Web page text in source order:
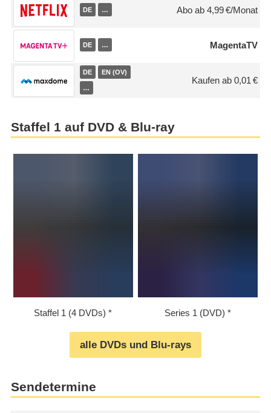
DE … Abo ab 4,99 €/Monat
DE … MagentaTV
DE EN (OV)
…
Kaufen ab 0,01 €
Staffel 1 auf DVD & Blu-ray
Staffel 1 (4 DVDs) Series 1 (DVD)
alle DVDs und Blu-rays
Sendetermine